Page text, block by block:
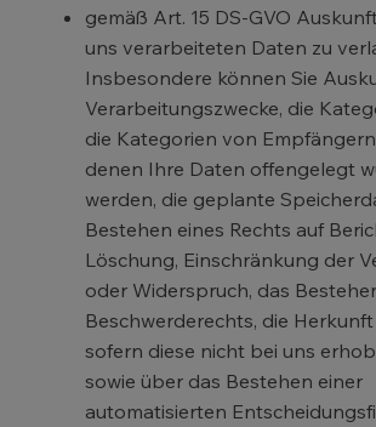
gemäß Art. 15 DS-GVO
uns verarbeiteten Daten zu
Insbesondere können Sie
Verarbeitungszwecke, die
die Kategorien von
denen Ihre Daten offengelegt
werden, die geplante
Bestehen eines Rechts auf
Löschung, Einschränkung der
oder Widerspruch, das
Beschwerderechts, die
sofern diese nicht bei uns
sowie über das Bestehen einer
automatisierten